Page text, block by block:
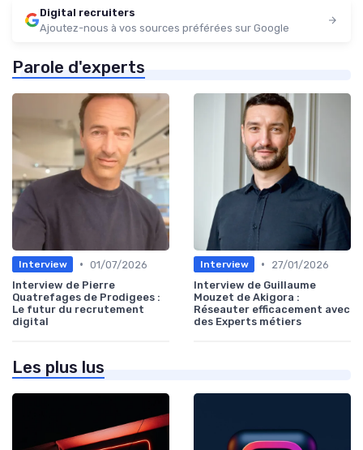
Digital recruiters
Ajoutez-nous à vos sources préférées sur Google
Parole d'experts
Interview • 01/07/2026
Interview de Pierre
Quatrefages de Prodigees :
Le futur du recrutement
digital
Interview •
27/01/2026
Interview de Guillaume
Mouzet de Akigora :
Réseauter efficacement avec
des Experts métiers
Les plus lus